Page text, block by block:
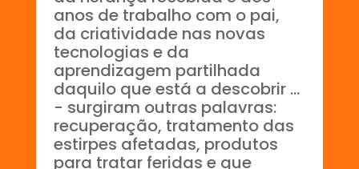
anos de trabalho com o pai,
da criatividade nas novas
tecnologias e da
aprendizagem partilhada
daquilo que está a descobrir ...
- surgiram outras palavras:
recuperação, tratamento das
estirpes afetadas, produtos
para tratar feridas e que